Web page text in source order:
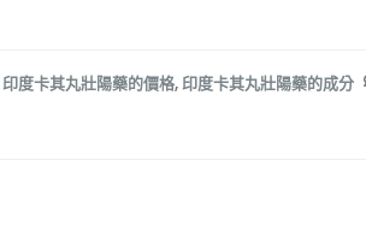
印度卡其丸壯陽藥的價格,印度卡其丸壯陽藥的成分